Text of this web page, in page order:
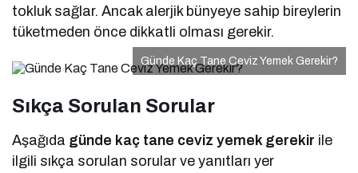
tokluk sağlar. Ancak alerjik bünyeye sahip bireylerin
tüketmeden önce dikkatli olması gerekir.
Günde Kaç Tane Ceviz Yemek Gerekir?
Sıkça Sorulan Sorular
Aşağıda günde kaç tane ceviz yemek gerekir ile
ilgili sıkça sorulan sorular ve yanıtları yer